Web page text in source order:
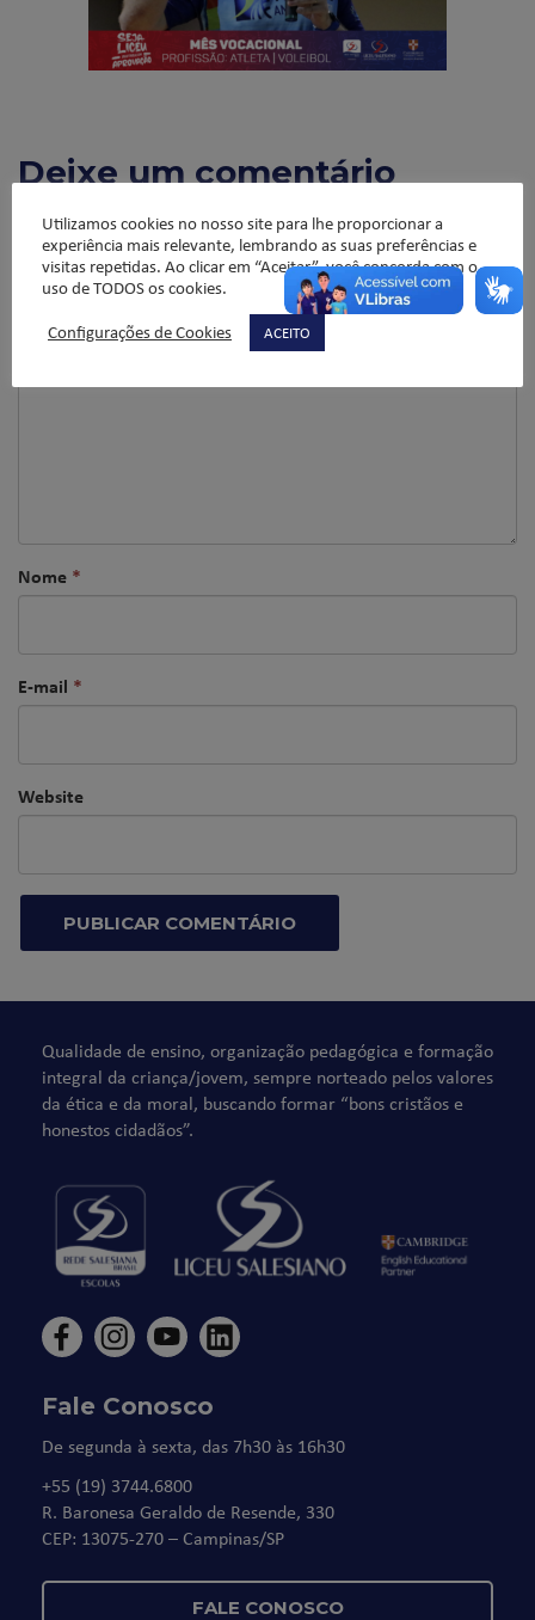
Deixe um comentário
O seu endereço de e-mail não será publicado. Campos
obrigatórios são marcados com*
Comentário*
Nome *
E-mail *
Website
Qualidade de ensino, organização pedagógica e formação
integral da criança/jovem, sempre norteado pelos valores
da ética e da moral, buscando formar “bons cristãos e
honestos cidadãos”.
Fale Conosco
De segunda à sexta, das 7h30 às 16h30
+55 (19) 3744.6800
R. Baronesa Geraldo de Resende, 330
CEP: 13075-270 – Campinas/SP
FALE CONOSCO
Utilizamos cookies no nosso site para lhe proporcionar a
experiência mais relevante, lembrando as suas preferências e
visitas repetidas. Ao clicar em “Aceitar”, você concorda com o
uso de TODOS os cookies.
Configurações de Cookies
ACEITO